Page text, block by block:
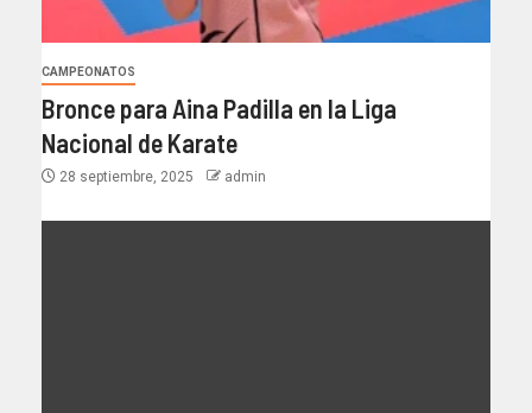
CAMPEONATOS
Bronce para Aina Padilla en la Liga
Nacional de Karate
28 septiembre, 2025 admin